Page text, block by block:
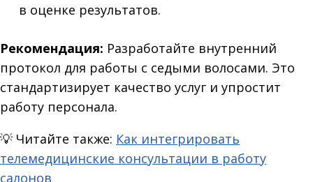
в оценке результатов.
Рекомендация: Разработайте внутренний
протокол для работы с седыми волосами. Это
стандартизирует качество услуг и упростит
работу персонала.
💡 Читайте также: Как интегрировать
телемедицинские консультации в работу
салонов